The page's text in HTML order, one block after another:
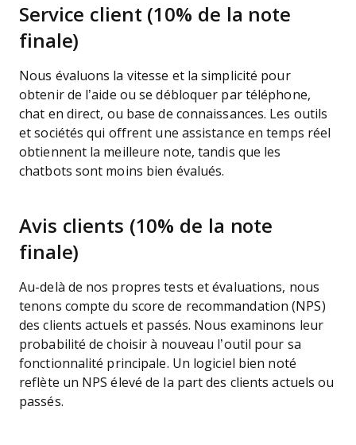
Service client (10% de la note
finale)
Nous évaluons la vitesse et la simplicité pour
obtenir de l’aide ou se débloquer par téléphone,
chat en direct, ou base de connaissances. Les outils
et sociétés qui offrent une assistance en temps réel
obtiennent la meilleure note, tandis que les
chatbots sont moins bien évalués.
Avis clients (10% de la note
finale)
Au-delà de nos propres tests et évaluations, nous
tenons compte du score de recommandation (NPS)
des clients actuels et passés. Nous examinons leur
probabilité de choisir à nouveau l’outil pour sa
fonctionnalité principale. Un logiciel bien noté
reflète un NPS élevé de la part des clients actuels ou
passés.